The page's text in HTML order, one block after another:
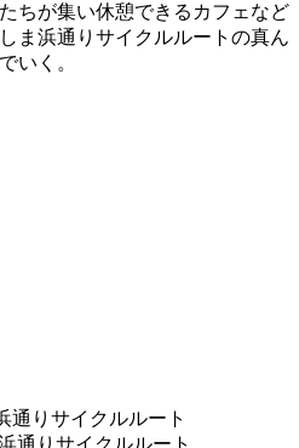
ちが集い休憩できるカフェなど
ま浜通りサイクルルートの真ん
いく。